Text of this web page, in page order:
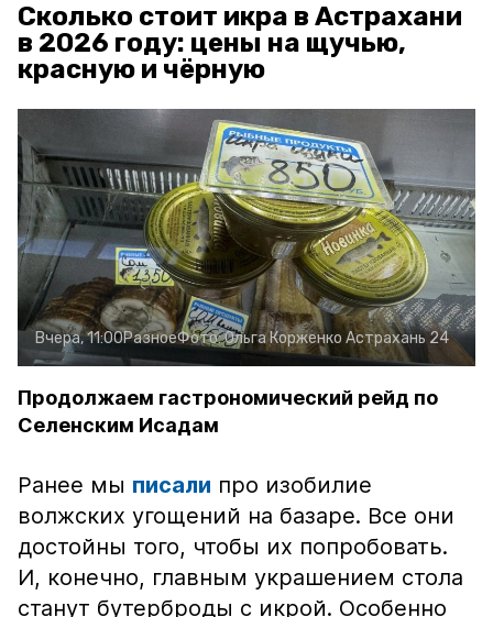
Сколько стоит икра в Астрахани
в 2026 году: цены на щучью,
красную и чёрную
Вчера, 11:00РазноеФото:Ольга Корженко Астрахань 24
Продолжаем гастрономический рейд по
Селенским Исадам
Ранее мы писали про изобилие
волжских угощений на базаре. Все они
достойны того, чтобы их попробовать.
И, конечно, главным украшением стола
станут бутерброды с икрой. Особенно